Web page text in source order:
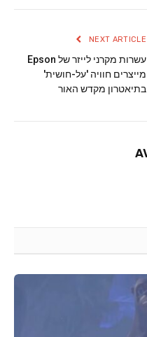
NEXT ARTICLE
עשרות מקרני לייזר של Epson
מייצרים חוויה 'על-חושית'
בתיאטרון מקדש האור